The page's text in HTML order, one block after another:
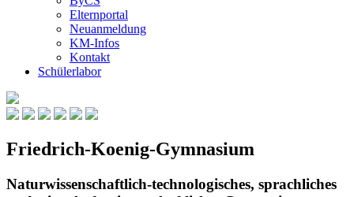
Elternportal
Neuanmeldung
KM-Infos
Kontakt
Schüler­labor
Friedrich-Koenig-Gymnasium
Natur­wissen­schaftlich-techno­logisches, sprach­liches